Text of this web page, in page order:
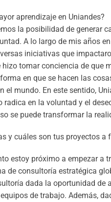
aprendizaje en Uniandes?
la posibilidad de generar
A lo largo de mis años
iniciativas que
hizo tomar conciencia de que
en que se hacen las
el mundo. En este sentido,
radica en la voluntad y el
se puede transformar la
y cuáles son tus proyectos a
estoy próximo a empezar a
de consultoría estratégica
dada la oportunidad de
de trabajo. Además,